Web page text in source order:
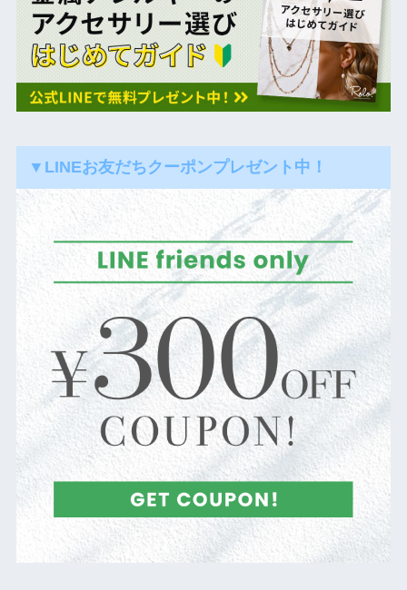
▼LINEお友だちクーポンプレゼント中！